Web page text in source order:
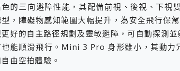
色的三向避障性能，其配備前視、後視、下視
，障礙物感知範圍大幅提升，為安全飛行保
好的自主路徑規劃及靈敏避障，可自動探測
也能順滑飛行。Mini 3 Pro 身形雖小，其動力
由空拍體驗。